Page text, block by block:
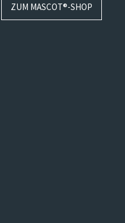
ZUM MASCOT®-SHOP